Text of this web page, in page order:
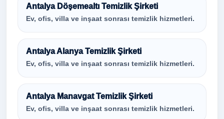
Antalya Döşemealtı Temizlik Şirketi
Ev, ofis, villa ve inşaat sonrası temizlik hizmetleri.
Antalya Alanya Temizlik Şirketi
Ev, ofis, villa ve inşaat sonrası temizlik hizmetleri.
Antalya Manavgat Temizlik Şirketi
Ev, ofis, villa ve inşaat sonrası temizlik hizmetleri.